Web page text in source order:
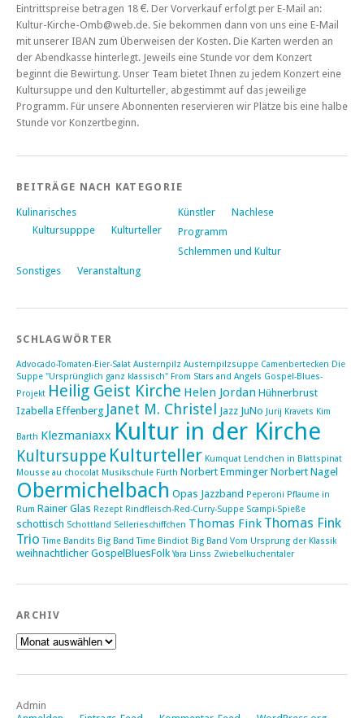
Eintrittspreise betragen 18 €. Der Vorverkauf erfolgt per E-Mail an:
Kultur-Kirche-Omb@web.de. Sie bekommen dann von uns eine E-Mail
mit unserer IBAN zum Überweisen der Kosten. Die Karten werden an
der Abendkasse hinterlegt. Jeweils eine Stunde vor dem Konzert
beginnt die Bewirtung. Unser Team bietet Ihnen zu jedem Konzert eine
Kultursuppe und den Kulturteller, abgestimmt auf das jeweilige
Programm. Für unsere Abonnenten reservieren wir Plätze bis eine halbe
Stunde vor Konzertbeginn.
BEITRÄGE NACH KATEGORIE
Kulinarisches
Kultursupppe
Kulturteller
Künstler
Nachlese
Programm
Schlemmen und Kultur
Sonstiges
Veranstaltung
SCHLAGWÖRTER
Advocado-Tomaten-Eier-Salat Austernpilz Austernpilzsuppe Camenbertecken Die
Suppe "Ursprünglich ganz klassisch" From Stars and Angels Gospel-Blues-
Projekt Heilig Geist Kirche Helen Jordan Hühnerbrust
Izabella Effenberg Janet M. Christel Jazz JuNo Jurij Kravets Kim
Barth Klezmaniaxx Kultur in der Kirche
Kultursuppe Kulturteller Kumquat Lendchen in Blattspinat
Mousse au chocolat Musikschule Fürth Norbert Emminger Norbert Nagel
Obermichelbach Opas Jazzband Peperoni Pflaume in
Rum Rainer Glas Rezept Rindfleisch-Red-Curry-Suppe Scampi-Spieße
schottisch Schottland Sellerieschiffchen Thomas Fink Thomas Fink
Trio Time Bandits Big Band Time Bindiot Big Band Vom Ursprung der Klassik
weihnachtlicher GospelBluesFolk Yara Linss Zwiebelkuchentaler
ARCHIV
Archiv
Admin